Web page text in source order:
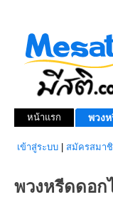
หน้าแรก พวง
เข้าสู่ระบบ สมัครสมา
พวงหรีดดอก